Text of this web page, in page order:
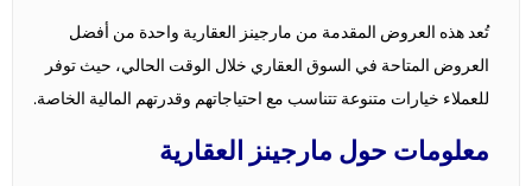
تُعد هذه العروض المقدمة من مارجينز العقارية واحدة من أفضل
العروض المتاحة في السوق العقاري خلال الوقت الحالي، حيث توفر
للعملاء خيارات متنوعة تتناسب مع احتياجاتهم وقدرتهم المالية الخاصة.
معلومات حول مارجينز العقارية